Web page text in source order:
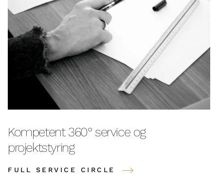
Kompetent 360° service og
projektstyring
FULL SERVICE CIRCLE